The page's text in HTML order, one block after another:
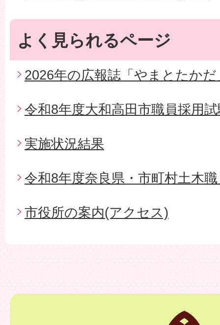
よく見られるページ
2026年の広報誌「やまとたかだ
令和8年度大和高田市職員採用
実施状況結果
令和8年度奈良県・市町村土木
市役所の案内(アクセス)